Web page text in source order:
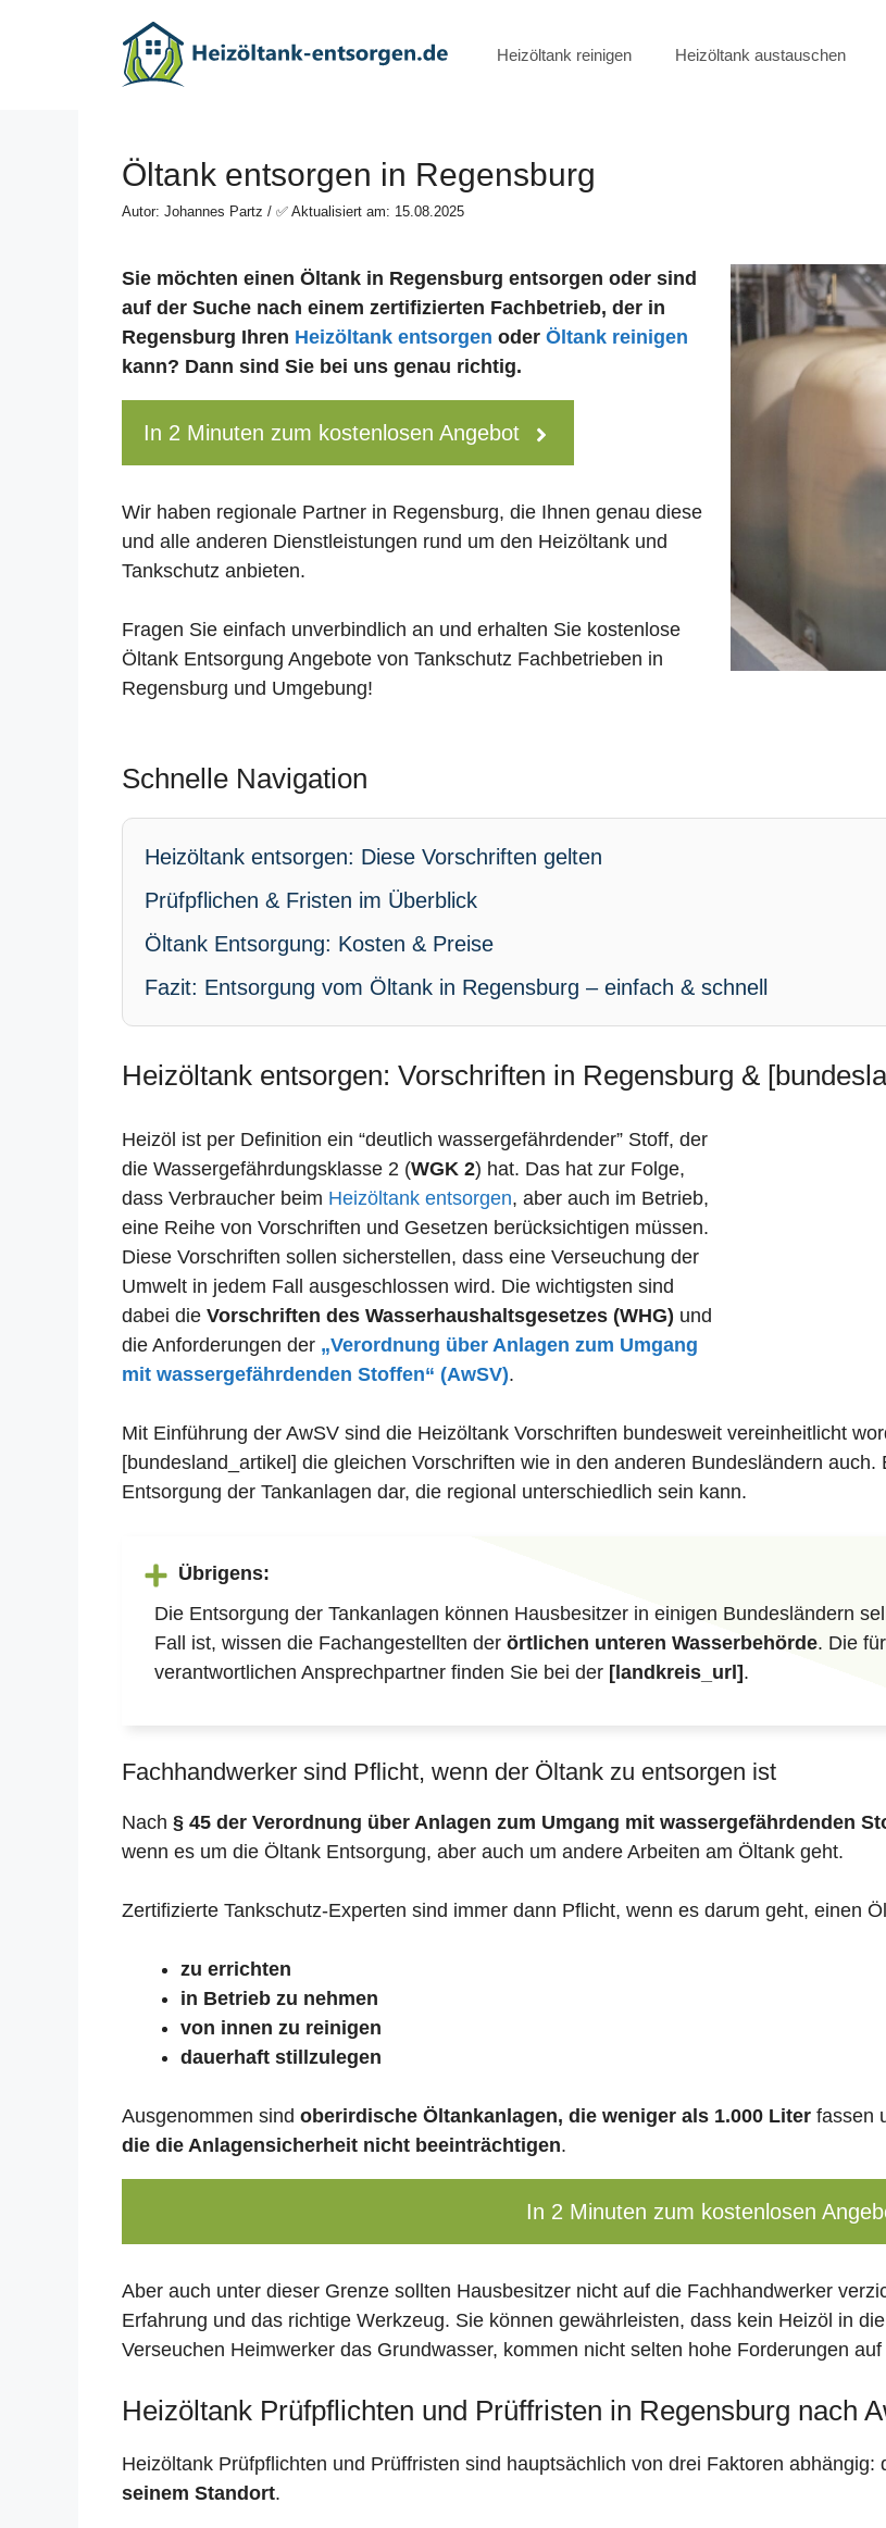
Heizöltank reinigen Heizöltank austauschen
Öltank entsorgen in Regensburg
Autor: Johannes Partz / ✅ Aktualisiert am: 15.08.2025
Sie möchten einen Öltank in Regensburg entsorgen oder sind
auf der Suche nach einem zertifizierten Fachbetrieb, der in
Regensburg Ihren Heizöltank entsorgen oder Öltank reinigen
kann? Dann sind Sie bei uns genau richtig.
In 2 Minuten zum kostenlosen Angebot
Wir haben regionale Partner in Regensburg, die Ihnen genau diese
und alle anderen Dienstleistungen rund um den Heizöltank und
Tankschutz anbieten.
Fragen Sie einfach unverbindlich an und erhalten Sie kostenlose
Öltank Entsorgung Angebote von Tankschutz Fachbetrieben in
Regensburg und Umgebung!
Schnelle Navigation
Heizöltank entsorgen: Diese Vorschriften gelten
Prüfpflichen & Fristen im Überblick
Öltank Entsorgung: Kosten & Preise
Fazit: Entsorgung vom Öltank in Regensburg – einfach & schnell
Heizöltank entsorgen: Vorschriften in Regensburg &
Heizöl ist per Definition ein “deutlich wassergefährdender” Stoff, der
die Wassergefährdungsklasse 2 (WGK 2) hat. Das hat zur Folge,
dass Verbraucher beim Heizöltank entsorgen, aber auch im Betrieb,
eine Reihe von Vorschriften und Gesetzen berücksichtigen müssen.
Diese Vorschriften sollen sicherstellen, dass eine Verseuchung der
Umwelt in jedem Fall ausgeschlossen wird. Die wichtigsten sind
dabei die Vorschriften des Wasserhaushaltsgesetzes (WHG) und
die Anforderungen der „Verordnung über Anlagen zum Umgang
mit wassergefährdenden Stoffen“ (AwSV).
Mit Einführung der AwSV sind die Heizöltank Vorschriften bundesweit vereinheitlicht
[bundesland_artikel] die gleichen Vorschriften wie in den anderen Bundesländern
Entsorgung der Tankanlagen dar, die regional unterschiedlich sein kann.
Übrigens:
Die Entsorgung der Tankanlagen können Hausbesitzer in einigen Bundesländern
Fall ist, wissen die Fachangestellten der örtlichen unteren Wasserbehörde. Die
verantwortlichen Ansprechpartner finden Sie bei der [landkreis_url].
Fachhandwerker sind Pflicht, wenn der Öltank zu entsorgen ist
Nach § 45 der Verordnung über Anlagen zum Umgang mit wassergefährdenden
wenn es um die Öltank Entsorgung, aber auch um andere Arbeiten am Öltank geht.
Zertifizierte Tankschutz-Experten sind immer dann Pflicht, wenn es darum geht, einen
zu errichten
in Betrieb zu nehmen
von innen zu reinigen
dauerhaft stillzulegen
Ausgenommen sind oberirdische Öltankanlagen, die weniger als 1.000 Liter fassen
die die Anlagensicherheit nicht beeinträchtigen.
In 2 Minuten zum kostenlosen
Aber auch unter dieser Grenze sollten Hausbesitzer nicht auf die Fachhandwerker
Erfahrung und das richtige Werkzeug. Sie können gewährleisten, dass kein Heizöl in
Verseuchen Heimwerker das Grundwasser, kommen nicht selten hohe Forderungen auf
Heizöltank Prüfpflichten und Prüffristen in Regensburg nach
Heizöltank Prüfpflichten und Prüffristen sind hauptsächlich von drei Faktoren abhängig:
seinem Standort.